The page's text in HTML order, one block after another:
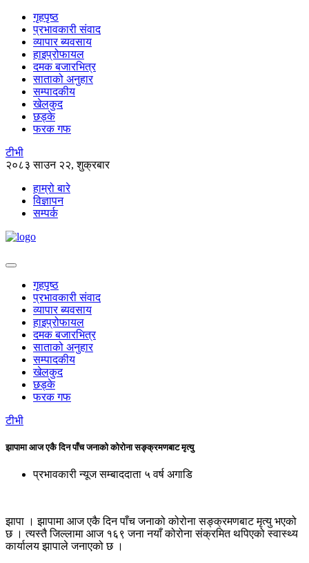
गृहपृष्ठ
प्रभावकारी संवाद
व्यापार ब्यवसाय
हाइप्रोफायल
दमक बजारभित्र
साताको अनुहार
सम्पादकीय
खेलकुद
छड्के
फरक गफ
टीभी
२०८३ साउन २२, शुक्रबार
हाम्रो बारे
विज्ञापन
सम्पर्क
गृहपृष्ठ
प्रभावकारी संवाद
व्यापार ब्यवसाय
हाइप्रोफायल
दमक बजारभित्र
साताको अनुहार
सम्पादकीय
खेलकुद
छड्के
फरक गफ
टीभी
झापामा आज एकै दिन पाँच जनाको कोरोना सङ्क्रमणबाट मृत्यु
प्रभावकारी न्यूज सम्बाददाता ५ वर्ष अगाडि
झापा । झापामा आज एकै दिन पाँच जनाको कोरोना सङ्क्रमणबाट मृत्यु भएको
छ । त्यस्तै जिल्लामा आज १६९ जना नयाँ कोरोना संक्रमित थपिएको स्वास्थ्य
कार्यालय झापाले जनाएको छ ।